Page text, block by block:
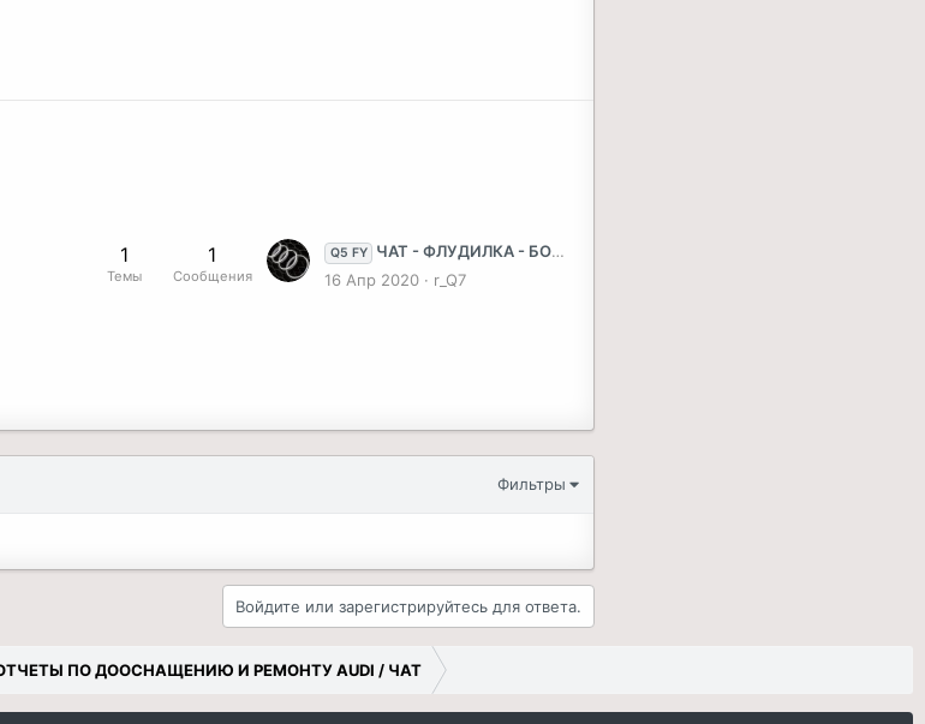
Темы
1
Сообщения
1 Q5 FY
ЧАТ - ФЛУДИЛКА - БОЛТАЛКА НА ТЕМУ AUDI Q5 FY
16 Апр 2020
r_Q7
Фильтры
Войдите или зарегистрируйтесь для ответа.
ПО ДООСНАЩЕНИЮ И РЕМОНТУ AUDI / ЧАТ